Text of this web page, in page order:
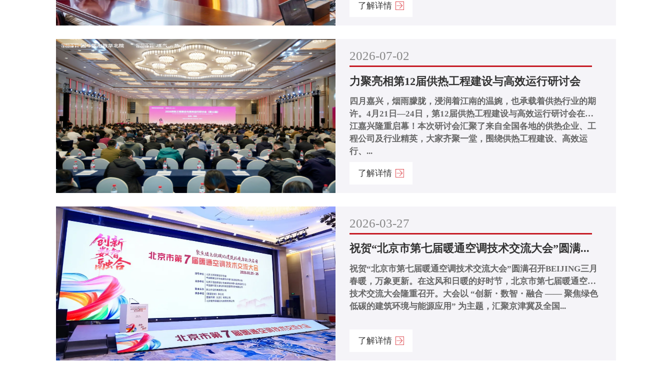
了解详情
2026-07-02
力聚亮相第12届供热工程建设与高效运行研讨会
四月嘉兴，烟雨朦胧，浸润着江南的温婉，也承载着供热行业的期
许。4月21日—24日，第12届供热工程建设与高效运行研讨会在浙
江嘉兴隆重启幕！本次研讨会汇聚了来自全国各地的供热企业、工
程公司及行业精英，大家齐聚一堂，围绕供热工程建设、高效运
行、...
了解详情
2026-03-27
祝贺“北京市第七届暖通空调技术交流大会”圆满...
祝贺“北京市第七届暖通空调技术交流大会”圆满召开BEIJING三月
春暖，万象更新。在这风和日暖的好时节，北京市第七届暖通空调
技术交流大会隆重召开。大会以 “创新・数智・融合 —— 聚焦绿色
低碳的建筑环境与能源应用” 为主题，汇聚京津冀及全国...
了解详情